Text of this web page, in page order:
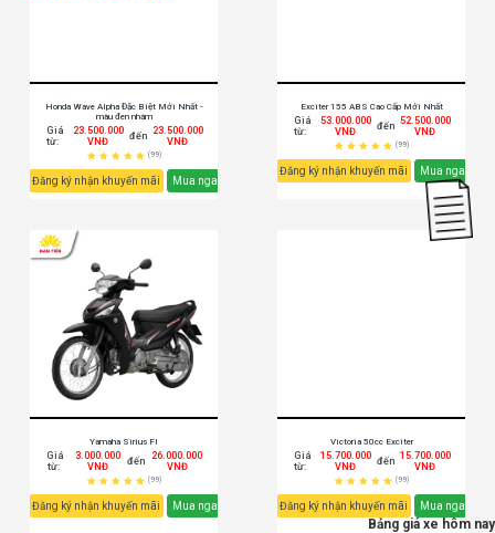
Honda Wave Alpha Đặc Biệt Mới Nhất -
màu đen nhám
Giá
từ:
23.500.000
VNĐ
đến 23.500.000
VNĐ
(99)
Đăng ký nhận khuyến mãi Mua ngay
Exciter 155 ABS Cao Cấp Mới Nhất
Giá
từ:
53.000.000
VNĐ
đến 52.500.000
VNĐ
(99)
Đăng ký nhận khuyến mãi Mua ngay
Yamaha Sirius FI
Giá
từ:
3.000.000
VNĐ
đến
26.000.000
VNĐ
(99)
Đăng ký nhận khuyến mãi Mua ngay
Victoria 50cc Exciter
Giá
từ:
15.700.000
VNĐ
đến 15.700.000
VNĐ
(99)
Đăng ký nhận khuyến mãi Mua ngay
Bảng giá xe hôm nay